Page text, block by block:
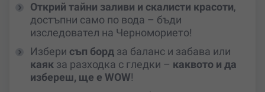
Открий тайни заливи и скалисти красоти,
достъпни само по вода – бъди
изследовател на Черноморието!
Избери съп борд за баланс и забава или
каяк за разходка с гледки – каквото и да
избереш, ще е WOW!